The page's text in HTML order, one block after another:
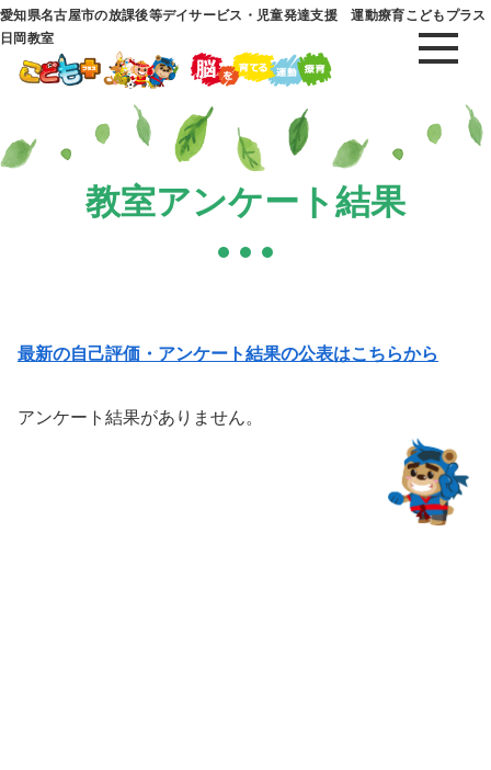
愛知県名古屋市の放課後等デイサービス・児童発達支援 運動療育こどもプラス
日岡教室
教室アンケート結果
最新の自己評価・アンケート結果の公表はこちらから
アンケート結果がありません。